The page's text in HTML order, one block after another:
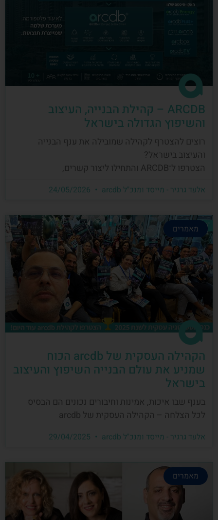
ARCDB – קהילת הבנייה, העיצוב
והשיפוץ הגדולה בישראל
רוצים להצטרף לקהילה שמובילה את ענף הבנייה
והעיצוב בישראל?
הצטרפו ל־ARCDB והתחילו ליצור קשרים,
אלעד גרגיר - מייסד ומנכ"ל arcdb
מאמרים
הקהילה העסקית של arcdb הכוח
שמניע את עולם הבנייה השיפוץ והעיצוב
בישראל
בענף שבו איכות, אמינות וחיבורים נכונים הם הבסיס
לכל הצלחה – הקהילה העסקית של arcdb
אלעד גרגיר - מייסד ומנכ"ל arcdb
מאמרים